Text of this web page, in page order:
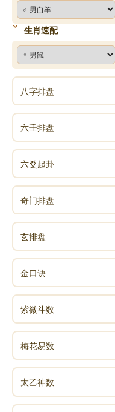
生肖速配
八字排盘
六壬排盘
六爻起卦
奇门排盘
玄排盘
金口诀
紫微斗数
梅花易数
太乙神数